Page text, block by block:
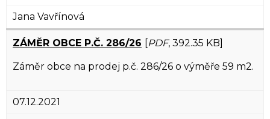
Jana Vavřínová
ZÁMĚR OBCE P.Č. 286/26 PDF, 392.35 KB]
Záměr obce na prodej p.č. 286/26 o výměře 59 m2.
07.12.2021